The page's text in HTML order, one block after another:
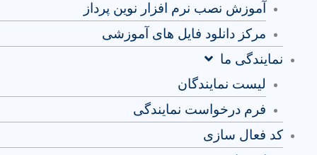
آموزش نصب نرم افزار نوین پرداز
مرکز دانلود فایل های آموزشی
نمایندگی ما
لیست نمایندگان
فرم درخواست نمایندگی
کد فعال سازی